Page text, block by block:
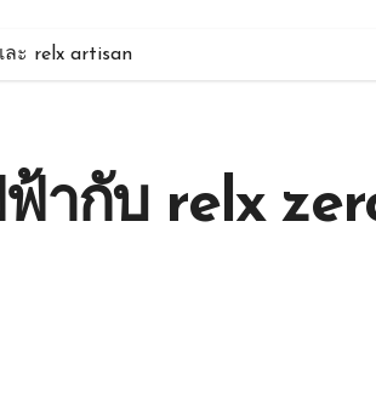
ะ relx artisan
ากับ relx